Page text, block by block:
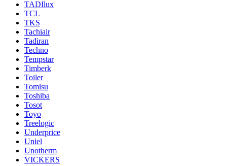
TADIlux
TCL
TKS
Tachiair
Tadiran
Techno
Tempstar
Timberk
Toiler
Tomisu
Toshiba
Tosot
Toyo
Treelogic
Underprice
Uniel
Unotherm
VICKERS